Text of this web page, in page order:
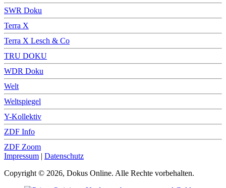
SWR Doku
Terra X
Terra X Lesch & Co
TRU DOKU
WDR Doku
Welt
Weltspiegel
Y-Kollektiv
ZDF Info
ZDF Zoom
Impressum | Datenschutz
Copyright © 2026, Dokus Online. Alle Rechte vorbehalten.